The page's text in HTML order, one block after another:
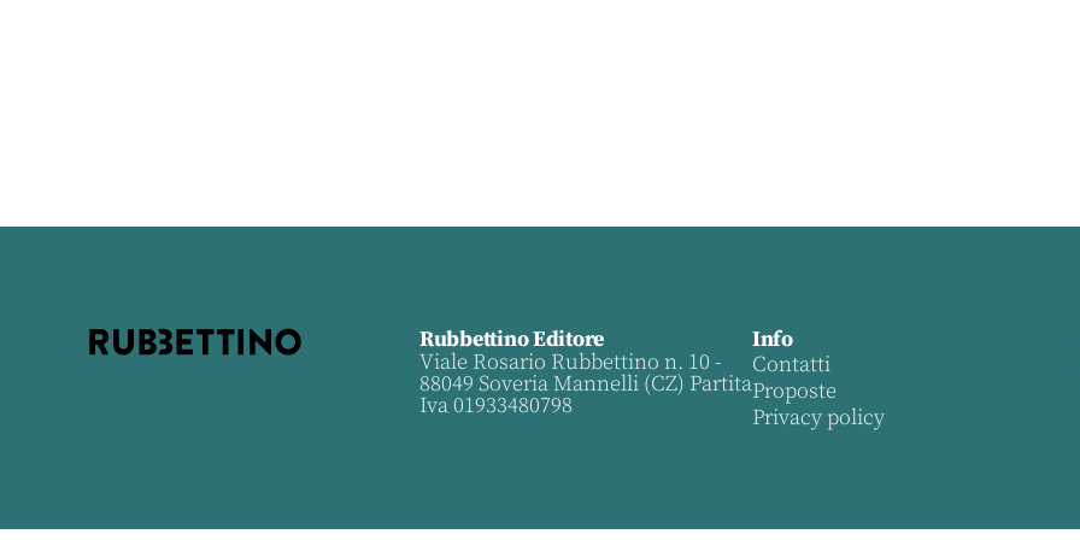
Rubbettino Editore
Viale Rosario Rubbettino n. 10 -
88049 Soveria Mannelli (CZ) Partita
Iva 01933480798
Info
Contatti
Proposte
Privacy policy